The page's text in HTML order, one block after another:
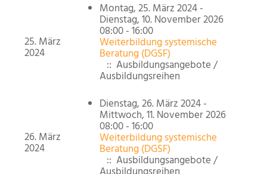
25. März
2024
Montag, 25. März 2024 -
Dienstag, 10. November 2026
08:00 - 16:00
Weiterbildung systemische
Beratung (DGSF)
:: Ausbildungsangebote /
Ausbildungsreihen
26. März
2024
Dienstag, 26. März 2024 -
Mittwoch, 11. November 2026
08:00 - 16:00
Weiterbildung systemische
Beratung (DGSF)
:: Ausbildungsangebote /